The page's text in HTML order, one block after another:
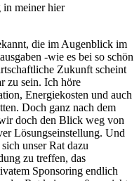
meiner hier
die im Augenblick im
-wie es bei so schön
Zukunft scheint
zu sein. Ich höre
Energiekosten und auch
Doch ganz nach dem
doch den Blick weg von
Lösungseinstellung. Und
unser Rat dazu
zu treffen, das
Sponsoring endlich